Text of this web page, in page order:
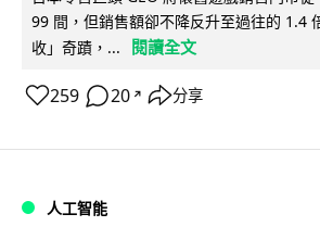
99 間，但銷售額卻不降反升至過往的 1.4
收」奇蹟，...
閱讀全文
259 20 ↗ 分享
人工智能